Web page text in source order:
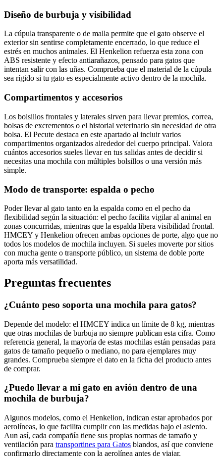
Diseño de burbuja y visibilidad
La cúpula transparente o de malla permite que el gato observe el
exterior sin sentirse completamente encerrado, lo que reduce el
estrés en muchos animales. El Henkelion refuerza esta zona con
ABS resistente y efecto antiarañazos, pensado para gatos que
intentan salir con las uñas. Comprueba que el material de la cúpula
sea rígido si tu gato es especialmente activo dentro de la mochila.
Compartimentos y accesorios
Los bolsillos frontales y laterales sirven para llevar premios, correa,
bolsas de excrementos o el historial veterinario sin necesidad de otra
bolsa. El Pecute destaca en este apartado al incluir varios
compartimentos organizados alrededor del cuerpo principal. Valora
cuántos accesorios sueles llevar en tus salidas antes de decidir si
necesitas una mochila con múltiples bolsillos o una versión más
simple.
Modo de transporte: espalda o pecho
Poder llevar al gato tanto en la espalda como en el pecho da
flexibilidad según la situación: el pecho facilita vigilar al animal en
zonas concurridas, mientras que la espalda libera visibilidad frontal.
HMCEY y Henkelion ofrecen ambas opciones de porte, algo que no
todos los modelos de mochila incluyen. Si sueles moverte por sitios
con mucha gente o transporte público, un sistema de doble porte
aporta más versatilidad.
Preguntas frecuentes
¿Cuánto peso soporta una mochila para gatos?
Depende del modelo: el HMCEY indica un límite de 8 kg, mientras
que otras mochilas de burbuja no siempre publican esta cifra. Como
referencia general, la mayoría de estas mochilas están pensadas para
gatos de tamaño pequeño o mediano, no para ejemplares muy
grandes. Comprueba siempre el dato en la ficha del producto antes
de comprar.
¿Puedo llevar a mi gato en avión dentro de una
mochila de burbuja?
Algunos modelos, como el Henkelion, indican estar aprobados por
aerolíneas, lo que facilita cumplir con las medidas bajo el asiento.
Aun así, cada compañía tiene sus propias normas de tamaño y
ventilación para transportines para Gatos blandos, así que conviene
confirmarlo directamente con la aerolínea antes de viajar.